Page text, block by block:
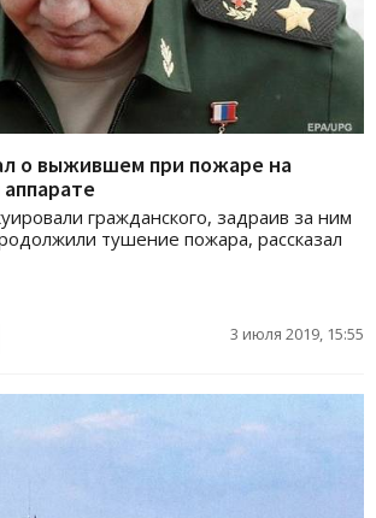
о выжившем при пожаре на
гражданского, задраив за ним
тушение пожара, рассказал
3 июля 2019, 15:55